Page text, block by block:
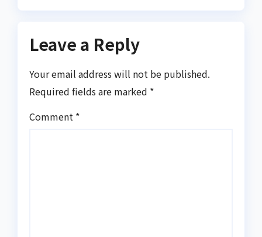
Leave a Reply
Your email address will not be published.
Required fields are marked *
Comment *